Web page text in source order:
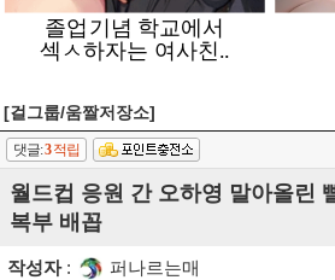
[걸그룹/움짤저장소]
댓글:3적립
월드컵 응원 간 오하영 말아올린
복부 배꼽
작성자: 퍼나르는매